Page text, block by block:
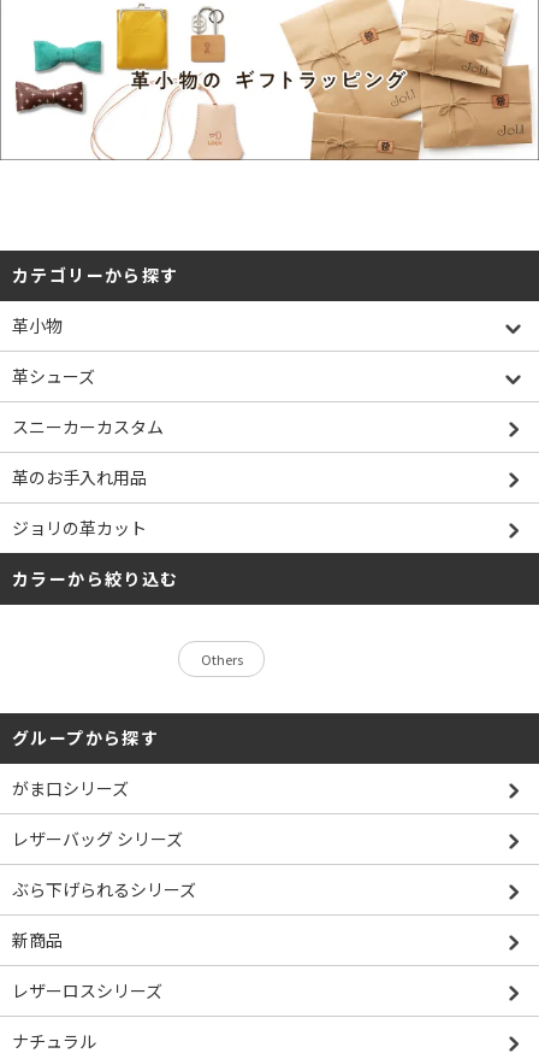
カテゴリーから探す
革小物
革シューズ
スニーカーカスタム
革のお手入れ用品
ジョリの革カット
カラーから絞り込む
Others
グループから探す
がま口シリーズ
レザーバッグ シリーズ
ぶら下げられるシリーズ
新商品
レザーロスシリーズ
ナチュラル